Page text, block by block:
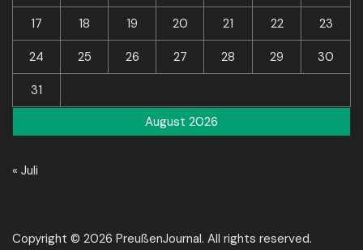
August 2026
17 18 19 20 21 22 23
24 25 26 27 28 29 30
31
« Juli
Copyright © 2026 PreußenJournal. All rights reserved.